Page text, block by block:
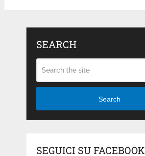
SEARCH
Search
SEGUICI SU FACEBOOK